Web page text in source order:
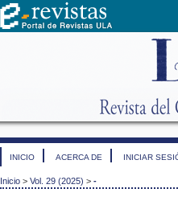
INICIO ACERCA DE INICIAR
Inicio > Vol. 29 (2025) > -